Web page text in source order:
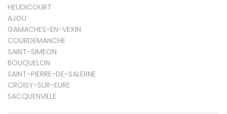
HEUDICOURT
AJOU
GAMACHES-EN-VEXIN
COURDEMANCHE
SAINT-SIMEON
BOUQUELON
SAINT-PIERRE-DE-SALERNE
CROISY-SUR-EURE
SACQUENVILLE